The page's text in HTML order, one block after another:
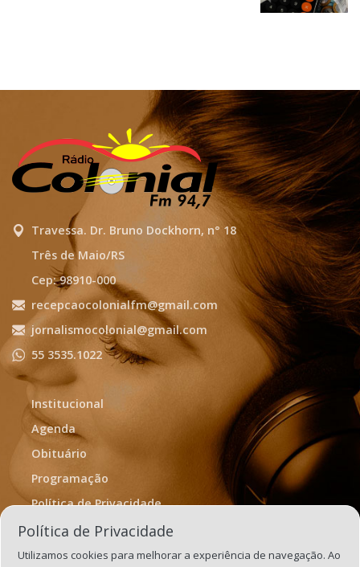
Travessa. Dr. Bruno Dockhorn, n° 18
Três de Maio/RS
Cep: 98910-000
recepcaocolonialfm@gmail.com
jornalismocolonial@gmail.com
55 3535.1022
Institucional
Agenda
Obituário
Programação
Política de Privacidade
Termos de Uso
Política de Privacidade
Utilizamos cookies para melhorar a experiência de navegação. Ao